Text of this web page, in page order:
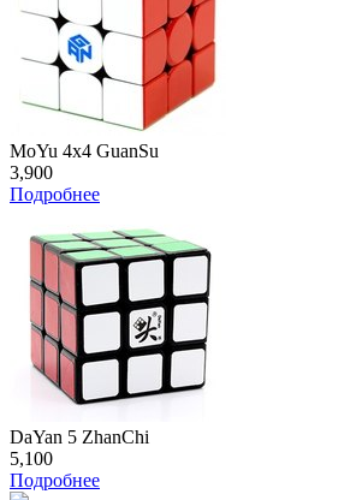
MoYu 4x4 GuanSu
3,900
Подробнее
DaYan 5 ZhanChi
5,100
Подробнее